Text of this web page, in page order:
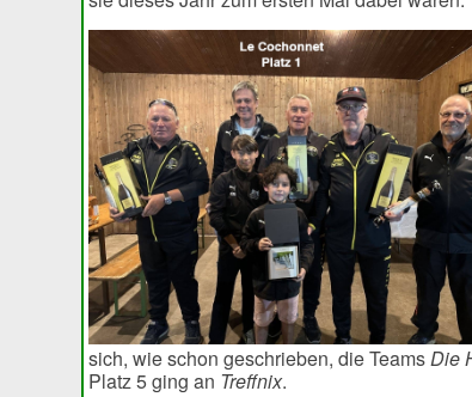
sich, wie schon geschrieben, die TeamsDie
Platz 5 ging an Treffnix.